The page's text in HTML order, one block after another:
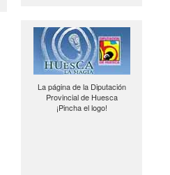
La página de la Diputación
Provincial de Huesca
¡Pincha el logo!